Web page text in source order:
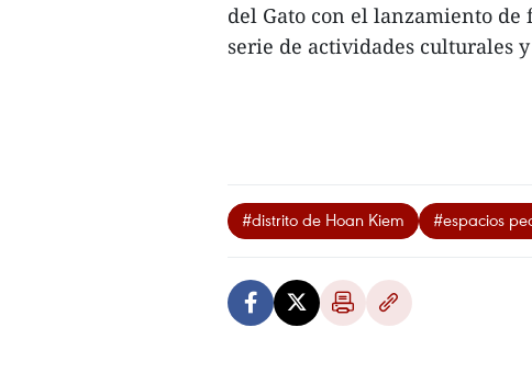
del Gato con el lanzamiento
serie de actividades culturales
#distrito de Hoan Kiem #espacios